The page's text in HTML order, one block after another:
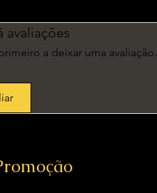
avaliações
a deixar uma avaliação.